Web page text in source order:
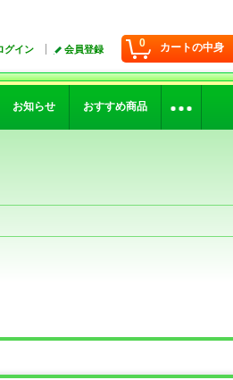
0 カートの中身
グイン 会員登録
お知らせ おすすめ商品